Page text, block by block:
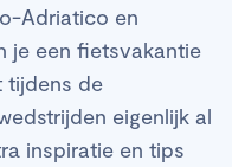
Adriatico en
je een fietsvakantie
tijdens de
eigenlijk al
inspiratie en tips